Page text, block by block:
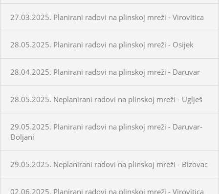
27.03.2025. Planirani radovi na plinskoj mreži - Virovitica
28.05.2025. Planirani radovi na plinskoj mreži - Osijek
28.04.2025. Planirani radovi na plinskoj mreži - Daruvar
28.05.2025. Neplanirani radovi na plinskoj mreži - Uglješ
29.05.2025. Planirani radovi na plinskoj mreži - Daruvar-
Doljani
29.05.2025. Neplanirani radovi na plinskoj mreži - Bizovac
02.06.2025. Planirani radovi na plinskoj mreži - Virovitica